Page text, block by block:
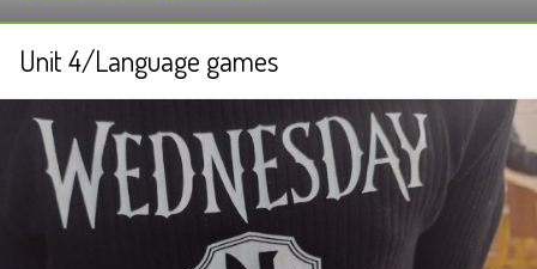
Unit 4/Language games